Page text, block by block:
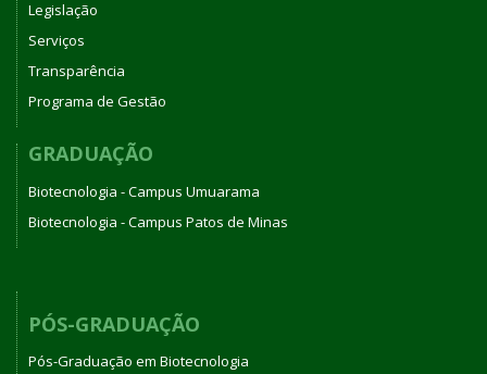
Legislação
Serviços
Transparência
Programa de Gestão
GRADUAÇÃO
Biotecnologia - Campus Umuarama
Biotecnologia - Campus Patos de Minas
PÓS-GRADUAÇÃO
Pós-Graduação em Biotecnologia